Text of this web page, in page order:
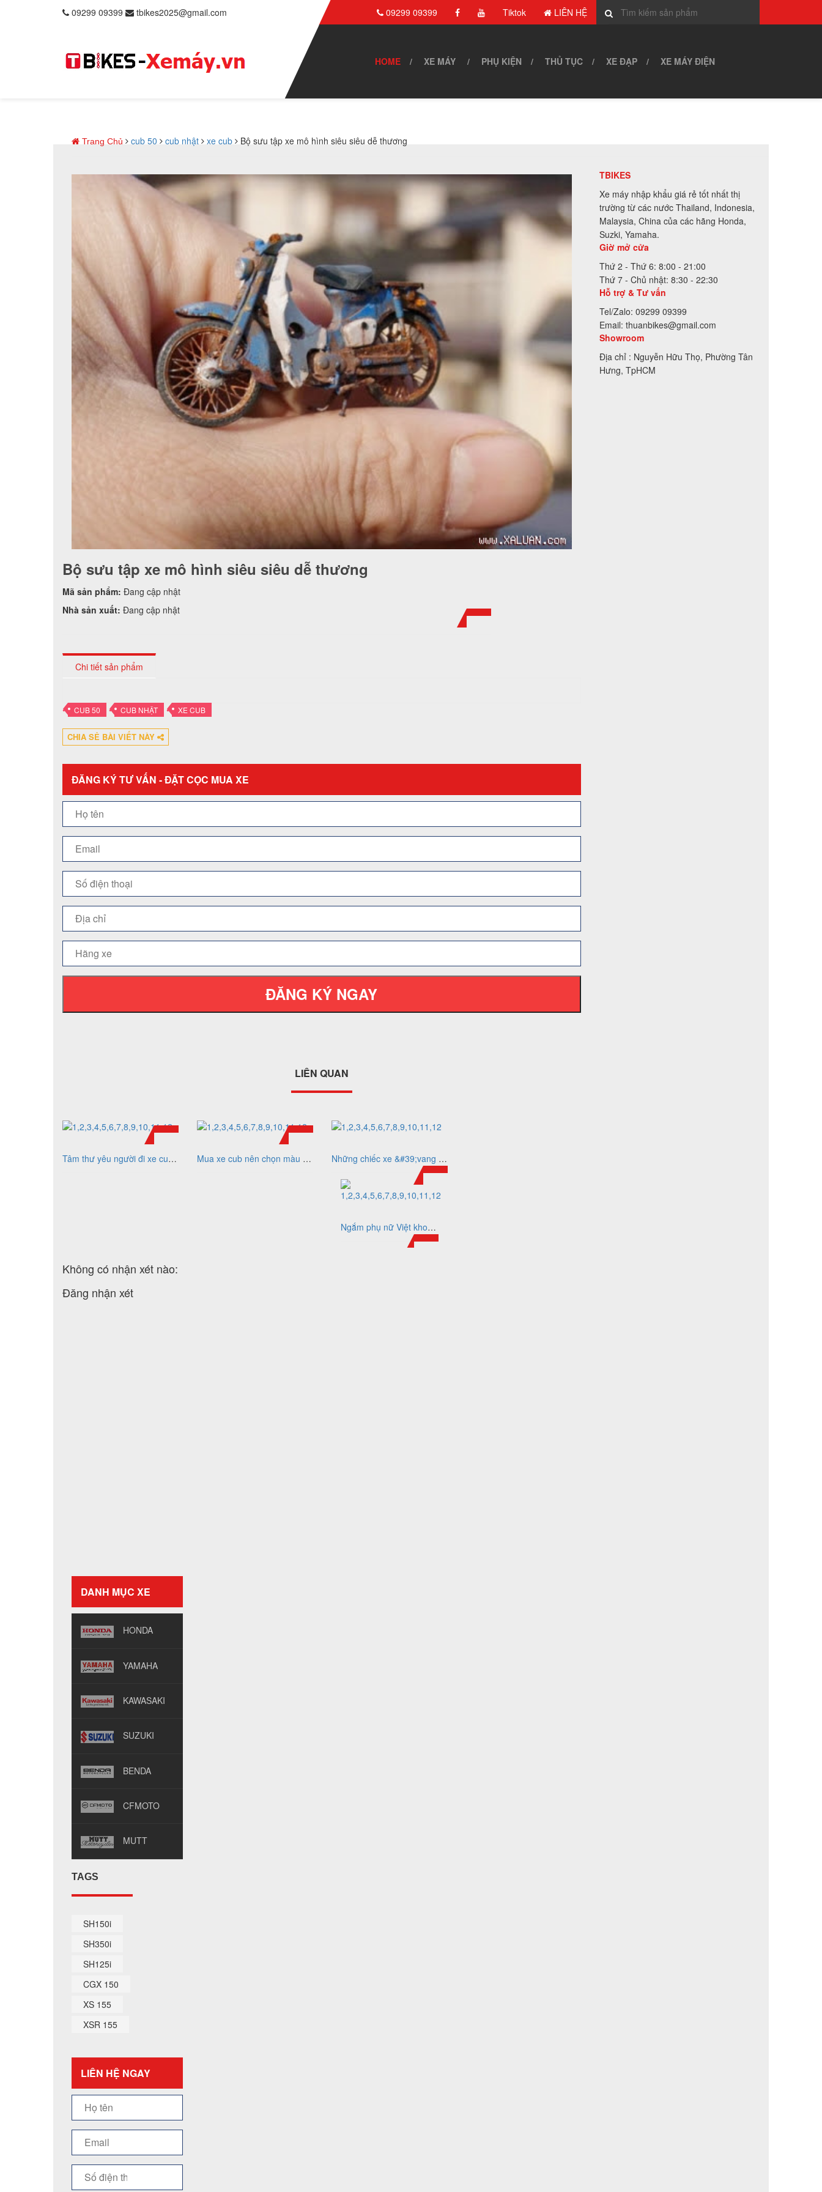
09299 09399 tbikes2025@gmail.com 09299 09399 Tiktok LIÊN HỆ
HOME XE MÁY PHỤ KIỆN THỦ TỤC XE ĐẠP XE MÁY ĐIỆN
Trang Chủ cub 50 cub nhật xe cub Bộ sưu tập xe mô hình siêu siêu dễ thương
Bộ sưu tập xe mô hình siêu siêu dễ thương
Mã sản phẩm: Đang cập nhật
Nhà sản xuất: Đang cập nhật
Chi tiết sản phẩm
• CUB 50 • CUB NHẬT • XE CUB
CHIA SẺ BÀI VIẾT NÀY
ĐĂNG KÝ TƯ VẤN - ĐẶT CỌC MUA XE
ĐĂNG KÝ NGAY
LIÊN QUAN
Tâm thư yêu người đi xe cub hút hơn 11.000 like Mua xe cub nên chọn màu nào cho hợp Những chiếc xe &#39;vang bóng một thời&#39; được &#39;săn lùng&#39; nhiều nhất
Ngắm phụ nữ Việt khoe dáng trên những chiếc xe vang bóng một thời
Không có nhận xét nào:
Đăng nhận xét
DANH MỤC XE
HONDA
YAMAHA
KAWASAKI
SUZUKI
BENDA
CFMOTO
MUTT
TAGS
SH150i
SH350i
SH125i
CGX 150
XS 155
XSR 155
LIÊN HỆ NGAY
TBIKES
Xe máy nhập khẩu giá rẻ tốt nhất thị
trường từ các nước Thailand, Indonesia,
Malaysia, China của các hãng Honda,
Suzki, Yamaha.
Giờ mở cửa
Thứ 2 - Thứ 6: 8:00 - 21:00
Thứ 7 - Chủ nhật: 8:30 - 22:30
Hỗ trợ & Tư vấn
Tel/Zalo: 09299 09399
Email: thuanbikes@gmail.com
Showroom
Địa chỉ : Nguyễn Hữu Thọ, Phường Tân
Hưng, TpHCM